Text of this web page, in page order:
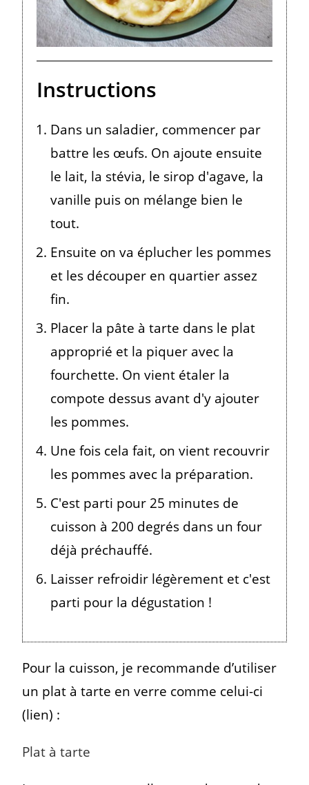
Instructions
Dans un saladier, commencer par
battre les œufs. On ajoute ensuite
le lait, la stévia, le sirop d'agave, la
vanille puis on mélange bien le
tout.
Ensuite on va éplucher les pommes
et les découper en quartier assez
fin.
Placer la pâte à tarte dans le plat
approprié et la piquer avec la
fourchette. On vient étaler la
compote dessus avant d'y ajouter
les pommes.
Une fois cela fait, on vient recouvrir
les pommes avec la préparation.
C'est parti pour 25 minutes de
cuisson à 200 degrés dans un four
déjà préchauffé.
Laisser refroidir légèrement et c'est
parti pour la dégustation !
Pour la cuisson, je recommande d’utiliser
un plat à tarte en verre comme celui-ci
(lien) :
Plat à tarte